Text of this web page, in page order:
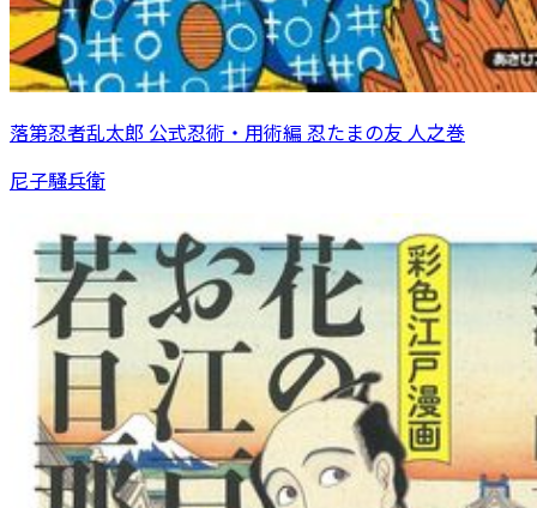
落第忍者乱太郎 公式忍術・用術編 忍たまの友 人之巻
尼子騒兵衛